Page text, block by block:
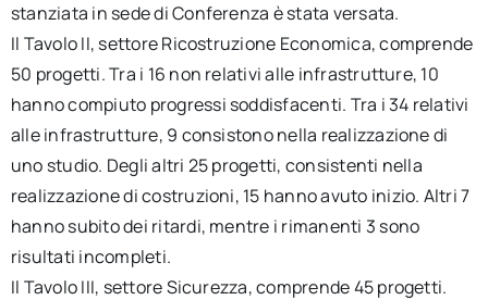
stanziata in sede di Conferenza è stata versata.
Il Tavolo II, settore Ricostruzione Economica, comprende
50 progetti. Tra i 16 non relativi alle infrastrutture, 10
hanno compiuto progressi soddisfacenti. Tra i 34 relativi
alle infrastrutture, 9 consistono nella realizzazione di
uno studio. Degli altri 25 progetti, consistenti nella
realizzazione di costruzioni, 15 hanno avuto inizio. Altri 7
hanno subito dei ritardi, mentre i rimanenti 3 sono
risultati incompleti.
Il Tavolo III, settore Sicurezza, comprende 45 progetti.